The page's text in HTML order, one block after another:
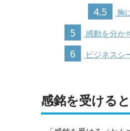
4.5 胸
5 感動を分か
6 ビジネスシ
感銘を受ける